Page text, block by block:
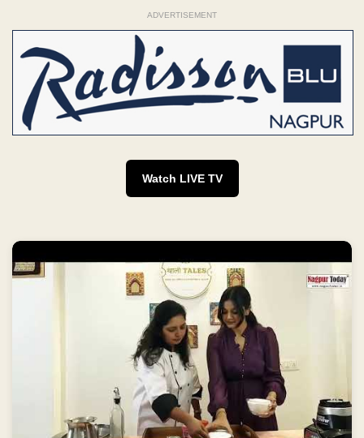
ADVERTISEMENT
Watch LIVE TV